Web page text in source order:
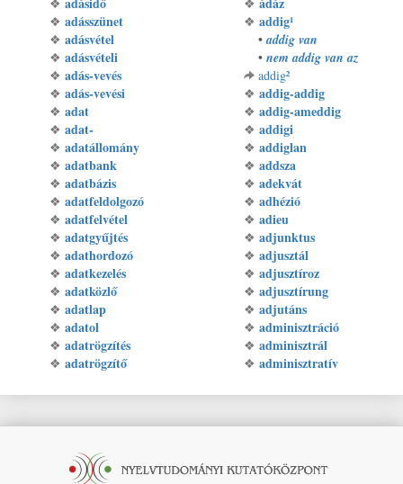
❖ adásszünet
❖ adásvétel
❖ adásvételi
❖ adás-vevés
❖ adás-vevési
❖ adat
❖ adat-
❖ adatállomány
❖ adatbank
❖ adatbázis
❖ adatfeldolgozó
❖ adatfelvétel
❖ adatgyűjtés
❖ adathordozó
❖ adatkezelés
❖ adatközlő
❖ adatlap
❖ adatol
❖ adatrögzítés
❖ adatrögzítő
❖ addig¹
•addig van
• nem addig van az
addig²
❖ addig-addig
❖ addig-ameddig
❖ addigi
❖ addiglan
❖ addsza
❖ adekvát
❖ adhézió
❖ adieu
❖ adjunktus
❖ adjusztál
❖ adjusztíroz
❖ adjusztírung
❖ adjutáns
❖ adminisztráció
❖ adminisztrál
❖ adminisztratív